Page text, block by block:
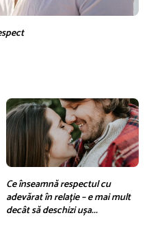
Ce înseamnă respectul cu
adevărat în relație – e mai mult
decât să deschizi ușa...